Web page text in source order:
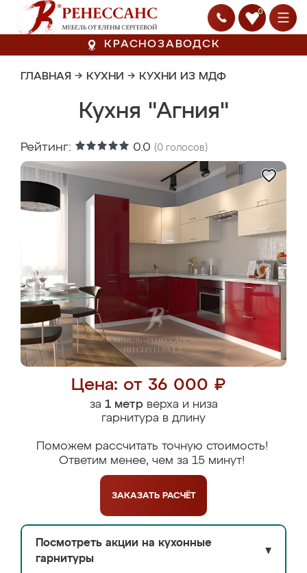
0
КРАСНОЗАВОДСК
ГЛАВНАЯ → КУХНИ → КУХНИ ИЗ МДФ
Кухня "Агния"
Рейтинг: 0.0 (0 голосов)
Цена: от 36 000 ₽
за 1 метрверха и низа
гарнитура в длину
Поможем рассчитать точную стоимость!
Ответим менее, чем за 15 минут!
ЗАКАЗАТЬ РАСЧЁТ
Посмотреть акции на кухонные
гарнитуры
▼